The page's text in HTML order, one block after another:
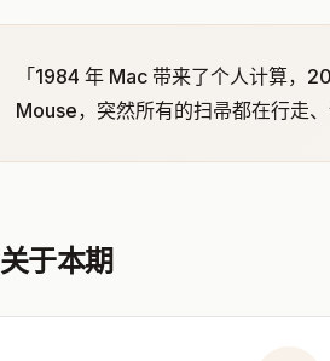
「1984 年 Mac 带来了个人计算，
Mouse，突然所有的扫帚都在行
关于本期